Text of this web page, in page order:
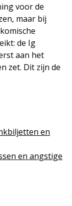
voor de
maar bij
de Ig
aan het
zet. Dit zijn de
en
en angstige